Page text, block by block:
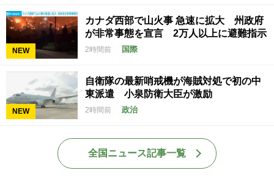
NEW
カナダ西部で山火事 急速に拡大 州政府
が非常事態を宣言 2万人以上に避難指示
2時間前 国際
NEW
自衛隊の最新哨戒機が海賊対処で初の中
東派遣 小泉防衛大臣が激励
2時間前 政治
全国ニュース記事一覧